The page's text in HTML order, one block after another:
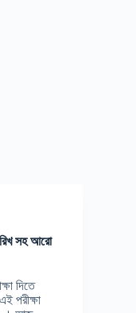
সহ আরো
দিতে
পরীক্ষা